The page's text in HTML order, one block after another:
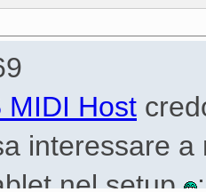
a livello
secondo
Pad morbido
MIDI Host
interessare
nel setup